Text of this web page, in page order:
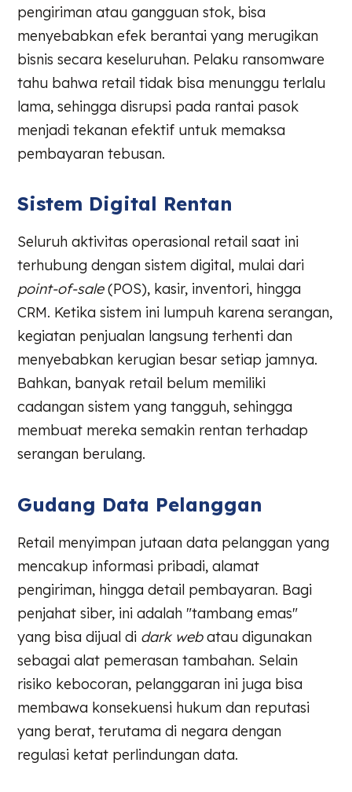
pengiriman atau gangguan stok, bisa
menyebabkan efek berantai yang merugikan
bisnis secara keseluruhan. Pelaku ransomware
tahu bahwa retail tidak bisa menunggu terlalu
lama, sehingga disrupsi pada rantai pasok
menjadi tekanan efektif untuk memaksa
pembayaran tebusan.
Sistem Digital Rentan
Seluruh aktivitas operasional retail saat ini
terhubung dengan sistem digital, mulai dari
point-of-sale(POS), kasir, inventori, hingga
CRM. Ketika sistem ini lumpuh karena serangan,
kegiatan penjualan langsung terhenti dan
menyebabkan kerugian besar setiap jamnya.
Bahkan, banyak retail belum memiliki
cadangan sistem yang tangguh, sehingga
membuat mereka semakin rentan terhadap
serangan berulang.
Gudang Data Pelanggan
Retail menyimpan jutaan data pelanggan yang
mencakup informasi pribadi, alamat
pengiriman, hingga detail pembayaran. Bagi
penjahat siber, ini adalah "tambang emas"
yang bisa dijual di dark webatau digunakan
sebagai alat pemerasan tambahan. Selain
risiko kebocoran, pelanggaran ini juga bisa
membawa konsekuensi hukum dan reputasi
yang berat, terutama di negara dengan
regulasi ketat perlindungan data.